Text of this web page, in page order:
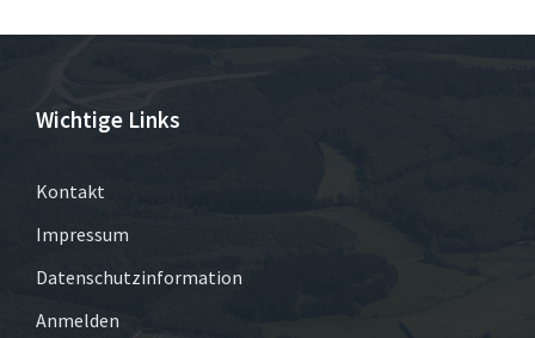
Wichtige Links
Kontakt
Impressum
Datenschutzinformation
Anmelden